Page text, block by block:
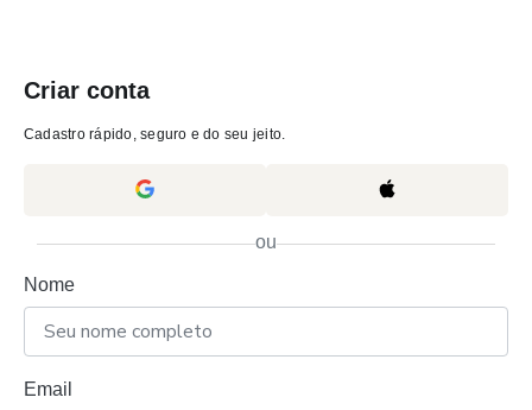
Criar conta
Cadastro rápido, seguro e do seu jeito.
ou
Nome
Email